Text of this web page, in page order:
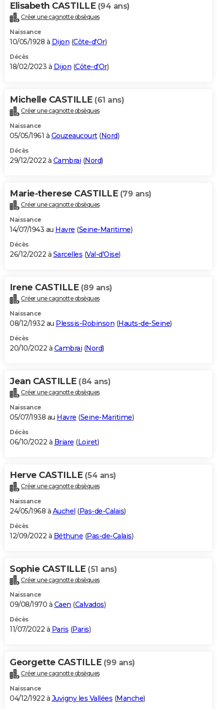
Elisabeth CASTILLE (94 ans)
Créer une cagnotte obsèques
Naissance
10/05/1928 à Dijon (Côte-d'Or)
Décès
18/02/2023 à Dijon (Côte-d'Or)
Michelle CASTILLE (61 ans)
Créer une cagnotte obsèques
Naissance
05/05/1961 à Gouzeaucourt(Nord)
Décès
29/12/2022 à Cambrai (Nord)
Marie-therese CASTILLE (79 ans)
Créer une cagnotte obsèques
Naissance
14/07/1943 au Havre (Seine-Maritime)
Décès
26/12/2022 à Sarcelles (Val-d'Oise)
Irene CASTILLE (89 ans)
Créer une cagnotte obsèques
Naissance
08/12/1932 au Plessis-Robinson (Hauts-de-Seine)
Décès
20/10/2022 à Cambrai (Nord)
Jean CASTILLE (84 ans)
Créer une cagnotte obsèques
Naissance
05/07/1938 au Havre (Seine-Maritime)
Décès
06/10/2022 à Briare (Loiret)
Herve CASTILLE (54 ans)
Créer une cagnotte obsèques
Naissance
24/05/1968 à Auchel (Pas-de-Calais)
Décès
12/09/2022 à Béthune (Pas-de-Calais)
Sophie CASTILLE (51 ans)
Créer une cagnotte obsèques
Naissance
09/08/1970 à Caen (Calvados)
Décès
11/07/2022 à Paris (Paris)
Georgette CASTILLE (99 ans)
Créer une cagnotte obsèques
Naissance
04/12/1922 à Juvigny les Vallées (Manche)